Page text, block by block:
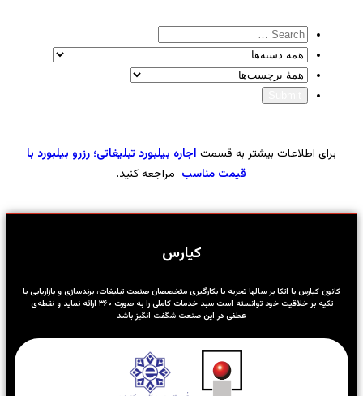
برای اطلاعات بیشتر به قسمت اجاره بیلبورد تبلیغاتی؛ رزرو بیلبورد با
قیمت مناسب مراجعه کنید.
کیارس
کانون کیارس با اتکا بر سالها تجربه با بکارگیری متخصصان صنعت تبلیغات، برندسازی و بازاریابی با
تکیه بر خلاقیت خود توانسته است سبد خدمات کاملی را به صورت ۳۶۰ ارائه نماید و نقطه‌ی
عطفی در این صنعت شگفت انگیز باشد